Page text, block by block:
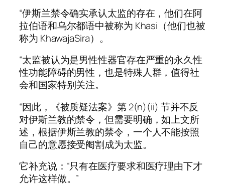
“伊斯兰禁令确实承认太监的存在，他们在阿
拉伯语和乌尔都语中被称为 Khasi（他们也被
称为 KhawajaSira）。
“太监被认为是男性性器官存在严重的永久性
性功能障碍的男性，也是特殊人群，值得社
会和国家特别关注。
“因此，《被质疑法案》第 2(n)(ii) 节并不反
对伊斯兰教的禁令，但需要明确，如上文所
述，根据伊斯兰教的禁令，一个人不能按照
自己的意愿接受阉割成为太监。
它补充说：“只有在医疗要求和医疗理由下才
允许这样做。”